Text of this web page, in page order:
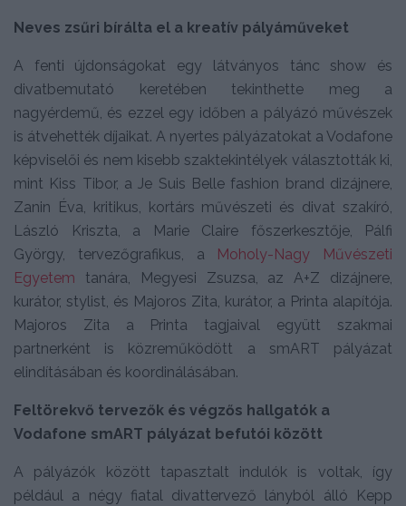
Neves zsűri bírálta el a kreatív pályáműveket
A fenti újdonságokat egy látványos tánc show és
divatbemutató keretében tekinthette meg a
nagyérdemű, és ezzel egy időben a pályázó művészek
is átvehették díjaikat. A nyertes pályázatokat a Vodafone
képviselői és nem kisebb szaktekintélyek választották ki,
mint Kiss Tibor, a Je Suis Belle fashion brand dizájnere,
Zanin Éva, kritikus, kortárs művészeti és divat szakíró,
László Kriszta, a Marie Claire főszerkesztője, Pálfi
György, tervezőgrafikus, a
Moholy-Nagy Művészeti
Egyetem tanára, Megyesi Zsuzsa, az A+Z dizájnere,
kurátor, stylist, és Majoros Zita, kurátor, a Printa alapítója.
Majoros Zita a Printa tagjaival együtt szakmai
partnerként is közreműködött a smART pályázat
elindításában és koordinálásában.
Feltörekvő tervezők és végzős hallgatók a
Vodafone smART pályázat befutói között
A pályázók között tapasztalt indulók is voltak, így
például a négy fiatal divattervező lányból álló Kepp